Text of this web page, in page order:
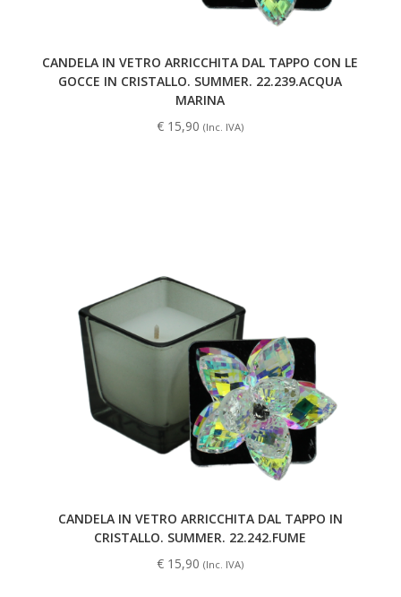
CANDELA IN VETRO ARRICCHITA DAL TAPPO CON LE
GOCCE IN CRISTALLO. SUMMER. 22.239.ACQUA
MARINA
€ 15,90 (Inc. IVA)
CANDELA IN VETRO ARRICCHITA DAL TAPPO IN
CRISTALLO. SUMMER. 22.242.FUME
€ 15,90 (Inc. IVA)